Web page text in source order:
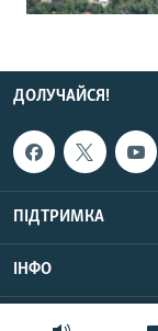
ДОЛУЧАЙСЯ!
ПІДТРИМКА
ІНФО